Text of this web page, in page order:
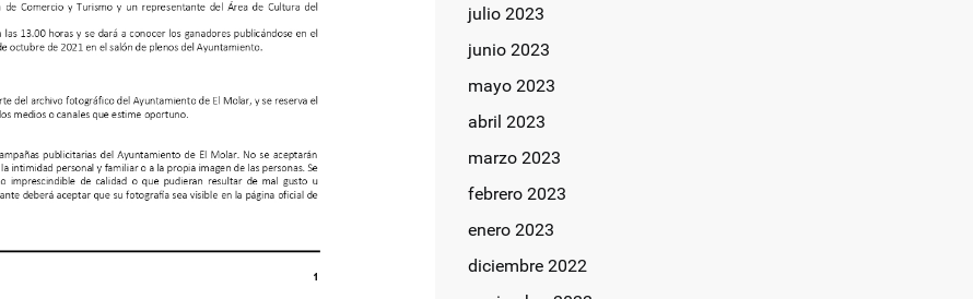
julio 2023
junio 2023
mayo 2023
abril 2023
marzo 2023
febrero 2023
enero 2023
diciembre 2022